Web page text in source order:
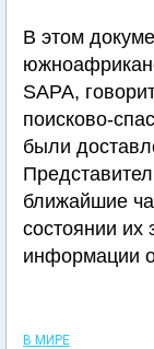
В этом
SAPA,
поисково-
были
ближайшие
состоянии их
информации
В МИРЕ